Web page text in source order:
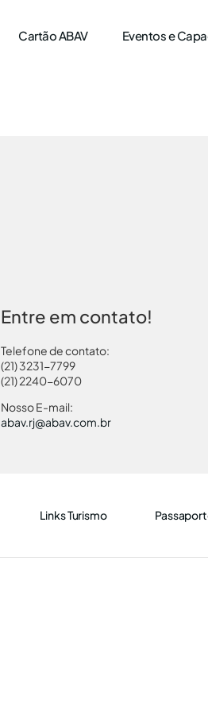
Cartão ABAV Eventos e
Entre em contato!
Telefone de contato:
(21) 3231-7799
(21) 2240-6070
Nosso E-mail:
abav.rj@abav.com.br
Links Turismo